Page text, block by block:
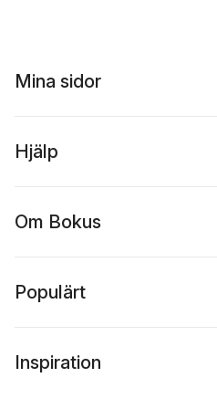
Mina sidor
Hjälp
Om Bokus
Populärt
Inspiration